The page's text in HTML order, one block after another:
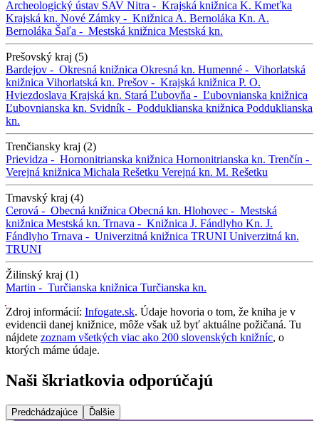
Archeologický ústav SAV Nitra - Krajská knižnica K. Kmeťka
Krajská kn. Nové Zámky - Knižnica A. Bernoláka Kn. A.
Bernoláka Šaľa - Mestská knižnica Mestská kn.
Prešovský kraj (5)
Bardejov - Okresná knižnica Okresná kn. Humenné - Vihorlatská
knižnica Vihorlatská kn. Prešov - Krajská knižnica P. O.
Hviezdoslava Krajská kn. Stará Ľubovňa - Ľubovnianska knižnica
Ľubovnianska kn. Svidník - Podduklianska knižnica Podduklianska
kn.
Trenčiansky kraj (2)
Prievidza - Hornonitrianska knižnica Hornonitrianska kn. Trenčín -
Verejná knižnica Michala Rešetku Verejná kn. M. Rešetku
Trnavský kraj (4)
Cerová - Obecná knižnica Obecná kn. Hlohovec - Mestská
knižnica Mestská kn. Trnava - Knižnica J. Fándlyho Kn. J.
Fándlyho Trnava - Univerzitná knižnica TRUNI Univerzitná kn.
TRUNI
Žilinský kraj (1)
Martin - Turčianska knižnica Turčianska kn.
Zdroj informácií: Infogate.sk. Údaje hovoria o tom, že kniha je v
evidencii danej knižnice, môže však už byť aktuálne požičaná. Tu
nájdete zoznam všetkých viac ako 200 slovenských knižníc, o
ktorých máme údaje.
Naši škriatkovia odporúčajú
Predchádzajúce Ďalšie